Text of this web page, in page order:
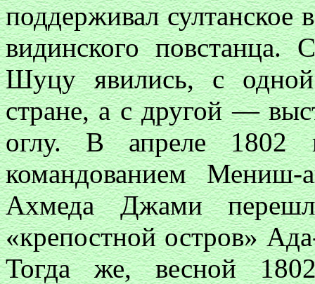
поддерживал султанское
видинского повстанца.
Шуцу явились, с
стране, а с другой —
оглу. В апреле 1802
командованием Мениш-
Ахмеда Джами
«крепостной остров»
Тогда же, весной